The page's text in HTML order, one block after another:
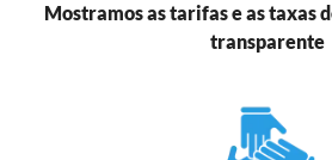
Mostramos as tarifas e as taxas
transparente